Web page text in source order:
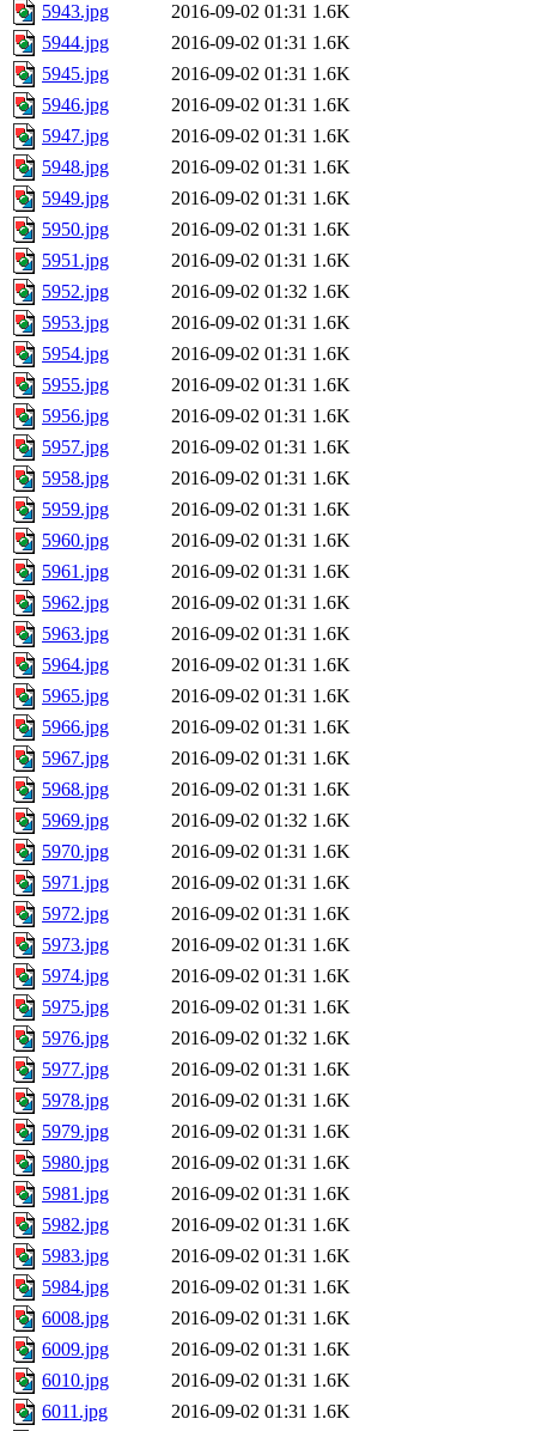
5943.jpg
2016-09-02 01:31 1.6K
5944.jpg
2016-09-02 01:31 1.6K
5945.jpg
2016-09-02 01:31 1.6K
5946.jpg
2016-09-02 01:31 1.6K
5947.jpg
2016-09-02 01:31 1.6K
5948.jpg
2016-09-02 01:31 1.6K
5949.jpg
2016-09-02 01:31 1.6K
5950.jpg
2016-09-02 01:31 1.6K
5951.jpg
2016-09-02 01:31 1.6K
5952.jpg
2016-09-02 01:32 1.6K
5953.jpg
2016-09-02 01:31 1.6K
5954.jpg
2016-09-02 01:31 1.6K
5955.jpg
2016-09-02 01:31 1.6K
5956.jpg
2016-09-02 01:31 1.6K
5957.jpg
2016-09-02 01:31 1.6K
5958.jpg
2016-09-02 01:31 1.6K
5959.jpg
2016-09-02 01:31 1.6K
5960.jpg
2016-09-02 01:31 1.6K
5961.jpg
2016-09-02 01:31 1.6K
5962.jpg
2016-09-02 01:31 1.6K
5963.jpg
2016-09-02 01:31 1.6K
5964.jpg
2016-09-02 01:31 1.6K
5965.jpg
2016-09-02 01:31 1.6K
5966.jpg
2016-09-02 01:31 1.6K
5967.jpg
2016-09-02 01:31 1.6K
5968.jpg
2016-09-02 01:31 1.6K
5969.jpg
2016-09-02 01:32 1.6K
5970.jpg
2016-09-02 01:31 1.6K
5971.jpg
2016-09-02 01:31 1.6K
5972.jpg
2016-09-02 01:31 1.6K
5973.jpg
2016-09-02 01:31 1.6K
5974.jpg
2016-09-02 01:31 1.6K
5975.jpg
2016-09-02 01:31 1.6K
5976.jpg
2016-09-02 01:32 1.6K
5977.jpg
2016-09-02 01:31 1.6K
5978.jpg
2016-09-02 01:31 1.6K
5979.jpg
2016-09-02 01:31 1.6K
5980.jpg
2016-09-02 01:31 1.6K
5981.jpg
2016-09-02 01:31 1.6K
5982.jpg
2016-09-02 01:31 1.6K
5983.jpg
2016-09-02 01:31 1.6K
5984.jpg
2016-09-02 01:31 1.6K
6008.jpg
2016-09-02 01:31 1.6K
6009.jpg
2016-09-02 01:31 1.6K
6010.jpg
2016-09-02 01:31 1.6K
6011.jpg
2016-09-02 01:31 1.6K